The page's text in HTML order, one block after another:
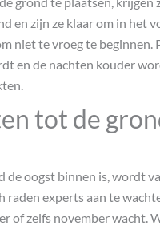
en zijn ze klaar om in het
niet te vroeg te beginnen.
en de nachten kouder
tot de
oogst binnen is, wordt
raden experts aan te
of zelfs november wacht.